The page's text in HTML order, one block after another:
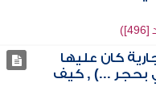
كان عليها
بحجر ...) , كيف